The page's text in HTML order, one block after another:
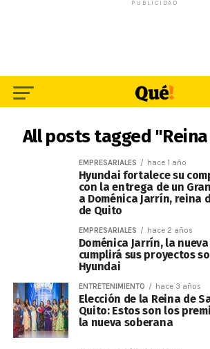
PUBLICIDAD
All posts tagged
EMPRESARIALES hace 1 año
Hyundai fortalece su
con la entrega de un
a Doménica Jarrín, reina
de Quito
EMPRESARIALES hace 2 años
Doménica Jarrín, la
cumplirá sus proyectos
Hyundai
ENTRETENIMIENTO hace 3 años
Elección de la Reina de
Quito: Estos son los
la nueva soberana